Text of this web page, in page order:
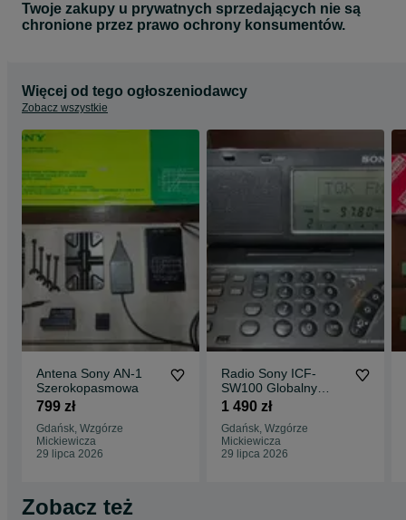
Twoje zakupy u prywatnych sprzedających nie są
chronione przez prawo ochrony konsumentów.
Więcej od tego ogłoszeniodawcy
Zobacz wszystkie
Antena Sony AN-1
Szerokopasmowa
799 zł
Gdańsk, Wzgórze
Mickiewicza
29 lipca 2026
Radio Sony ICF-
SW100 Globalny
odbiornik
1 490 zł
Gdańsk, Wzgórze
Mickiewicza
29 lipca 2026
Zobacz też